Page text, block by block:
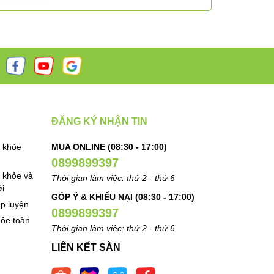
khỏe
và
luyện
toàn
ĐĂNG KÝ NHẬN TIN
MUA ONLINE (08:30 - 17:00)
0899899397
Thời gian làm việc: thứ 2 - thứ 6
GÓP Ý & KHIẾU NẠI (08:30 - 17:00)
0899899397
Thời gian làm việc: thứ 2 - thứ 6
LIÊN KẾT SÀN